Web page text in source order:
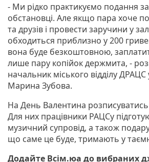
- Ми рідко практикуємо подання
обстановці. Але якщо пара хоче
та друзів і провести заручини у
обходиться приблизно у 200
вона буде безкоштовною,
лише пару копійок держмита, -
начальник міського відділу
Марина Зубова.
На День Валентина
Для них працівники РАЦСу
музичний супровід, а також
що саме це буде, тримають у
Додайте Всім.юа до вибраних